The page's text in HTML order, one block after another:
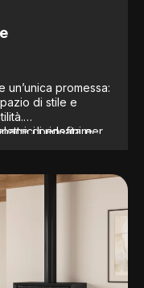
promessa:
di stile e
di ridefinire
pensata per